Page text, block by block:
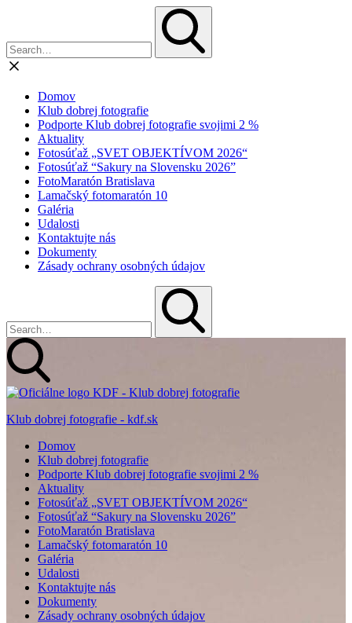
Domov
Klub dobrej fotografie
Podporte Klub dobrej fotografie svojimi 2 %
Aktuality
Fotosúťaž „SVET OBJEKTÍVOM 2026“
Fotosúťaž “Sakury na Slovensku 2026”
FotoMaratón Bratislava
Lamačský fotomaratón 10
Galéria
Udalosti
Kontaktujte nás
Dokumenty
Zásady ochrany osobných údajov
Klub dobrej fotografie - kdf.sk
Domov
Klub dobrej fotografie
Podporte Klub dobrej fotografie svojimi 2 %
Aktuality
Fotosúťaž „SVET OBJEKTÍVOM 2026“
Fotosúťaž “Sakury na Slovensku 2026”
FotoMaratón Bratislava
Lamačský fotomaratón 10
Galéria
Udalosti
Kontaktujte nás
Dokumenty
Zásady ochrany osobných údajov